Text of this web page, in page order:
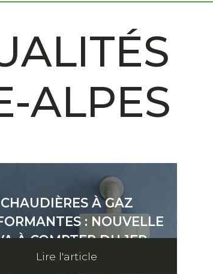
ALPES
CHAUDIÈRES À GAZ
: NOUVELLE
À COMPTER DU 1ER
JANVIER
Lire l'article